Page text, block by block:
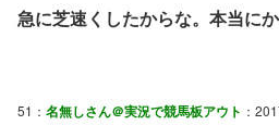
急に芝速くしたからな。本当に
51： 名無しさん＠実況で競馬板アウト ：